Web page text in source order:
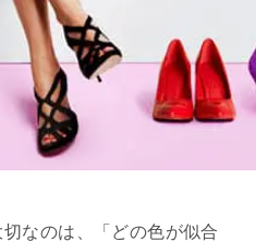
なのは、「どの色が似合